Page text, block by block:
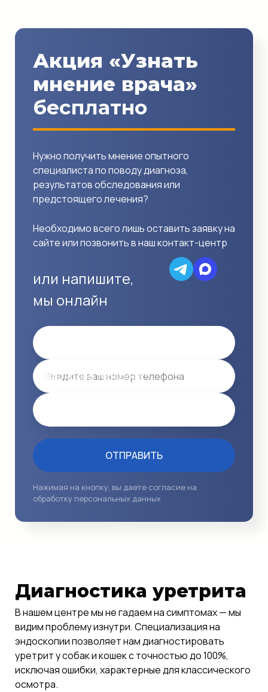
Акция «Узнать
мнение врача»
бесплатно
Нужно получить мнение опытного
специалиста по поводу диагноза,
результатов обследования или
предстоящего лечения?
Необходимо всего лишь оставить заявку на
сайте или позвонить в наш контакт-центр
или напишите,
мы онлайн
Ваш номер телефона *
ОТПРАВИТЬ
Нажимая на кнопку, вы даете согласие на
обработку персональных данных
Диагностика уретрита
В нашем центре мы не гадаем на симптомах — мы
видим проблему изнутри. Специализация на
эндоскопии позволяет нам диагностировать
уретрит у собак и кошек с точностью до 100%,
исключая ошибки, характерные для классического
осмотра.